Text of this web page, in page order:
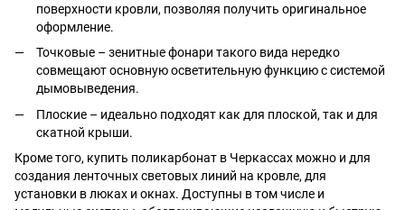
поверхности кровли, позволяя получить оригинальное
оформление.
Точковые – зенитные фонари такого вида нередко
совмещают основную осветительную функцию с системой
дымовыведения.
Плоские – идеально подходят как для плоской, так и для
скатной крыши.
Кроме того, купить поликарбонат в Черкассах можно и для
создания ленточных световых линий на кровле, для
установки в люках и окнах. Доступны в том числе и